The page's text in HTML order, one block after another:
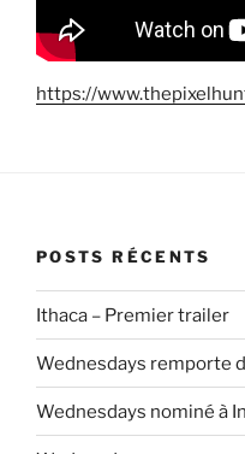
https://
POSTS RÉCENTS
Ithaca – Premier trailer
Wednesdays remporte
Wednesdays nominé à